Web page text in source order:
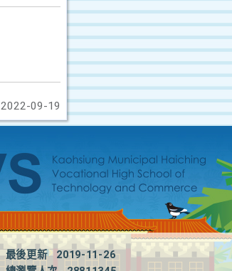
2022-09-19
最後更新
2019-11-26